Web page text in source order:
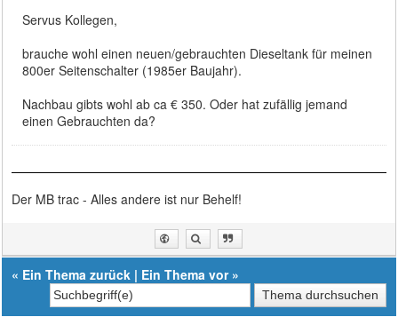
Servus Kollegen,
brauche wohl einen neuen/gebrauchten Dieseltank für meinen
800er Seitenschalter (1985er Baujahr).
Nachbau gibts wohl ab ca € 350. Oder hat zufällig jemand
einen Gebrauchten da?
Der MB trac - Alles andere ist nur Behelf!
« Ein Thema zurück | Ein Thema vor»